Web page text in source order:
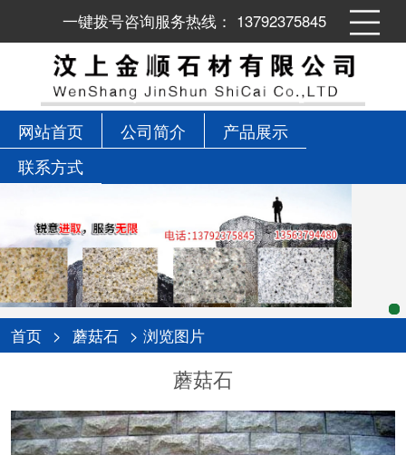
一键拨号咨询服务热线： 13792375845
网站首页 公司简介
产品展示
联系方式
首页 > 蘑菇石 > 浏览图片
蘑菇石